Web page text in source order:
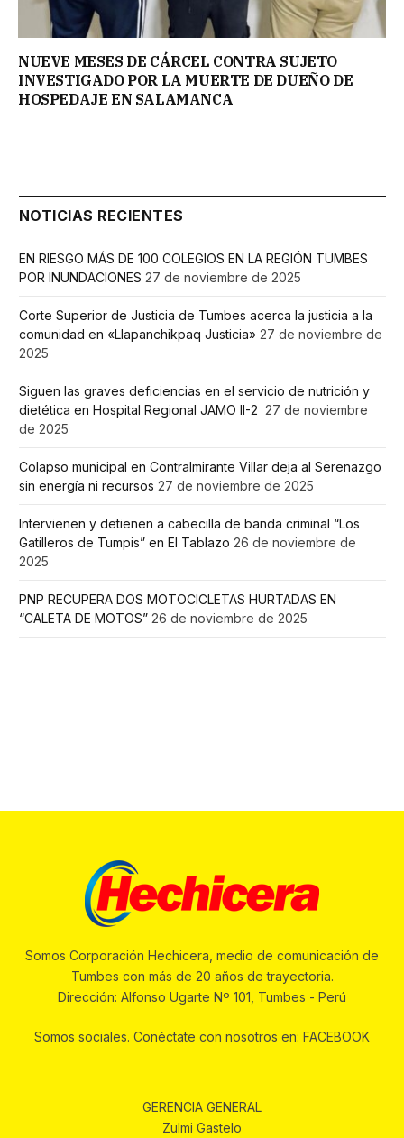
NUEVE MESES DE CÁRCEL CONTRA SUJETO
INVESTIGADO POR LA MUERTE DE DUEÑO DE
HOSPEDAJE EN SALAMANCA
NOTICIAS RECIENTES
EN RIESGO MÁS DE 100 COLEGIOS EN LA REGIÓN TUMBES
POR INUNDACIONES 27 de noviembre de 2025
Corte Superior de Justicia de Tumbes acerca la justicia a la
comunidad en «Llapanchikpaq Justicia» 27 de noviembre de
2025
Siguen las graves deficiencias en el servicio de nutrición y
dietética en Hospital Regional JAMO II-2 27 de noviembre
de 2025
Colapso municipal en Contralmirante Villar deja al Serenazgo
sin energía ni recursos 27 de noviembre de 2025
Intervienen y detienen a cabecilla de banda criminal “Los
Gatilleros de Tumpis” en El Tablazo 26 de noviembre de
2025
PNP RECUPERA DOS MOTOCICLETAS HURTADAS EN
“CALETA DE MOTOS” 26 de noviembre de 2025
Somos Corporación Hechicera, medio de comunicación de
Tumbes con más de 20 años de trayectoria.
Dirección: Alfonso Ugarte Nº 101, Tumbes - Perú
Somos sociales. Conéctate con nosotros en: FACEBOOK
GERENCIA GENERAL
Zulmi Gastelo